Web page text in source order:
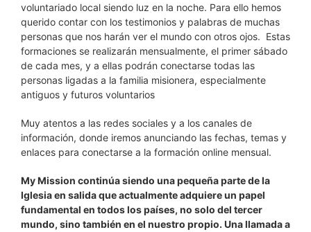
voluntariado local siendo luz en la noche. Para ello hemos
querido contar con los testimonios y palabras de muchas
personas que nos harán ver el mundo con otros ojos. Estas
formaciones se realizarán mensualmente, el primer sábado
de cada mes, y a ellas podrán conectarse todas las
personas ligadas a la familia misionera, especialmente
antiguos y futuros voluntarios
Muy atentos a las redes sociales y a los canales de
información, donde iremos anunciando las fechas, temas y
enlaces para conectarse a la formación online mensual.
My Mission continúa siendo una pequeña parte de la
Iglesia en salida que actualmente adquiere un papel
fundamental en todos los países, no solo del tercer
mundo, sino también en el nuestro propio. Una llamada a